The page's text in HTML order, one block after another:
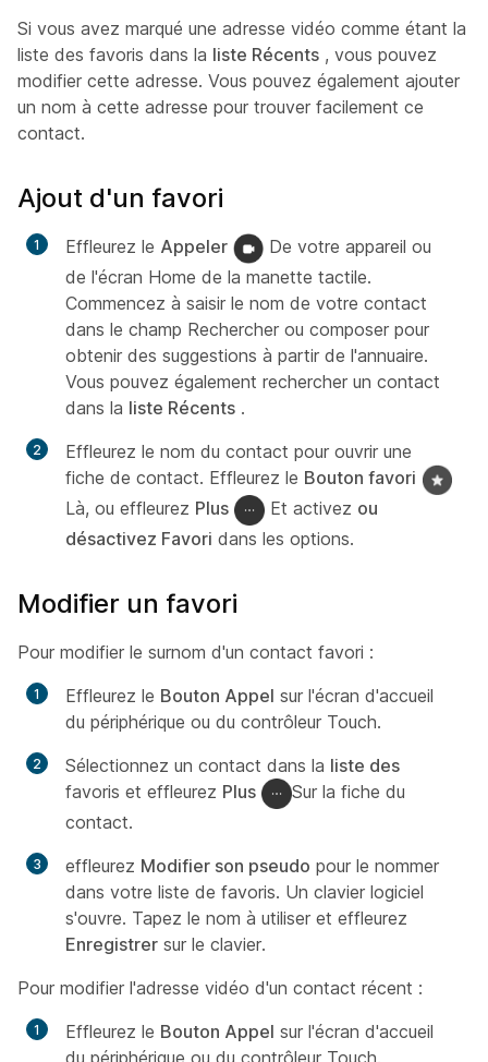
Si vous avez marqué une adresse vidéo comme étant la
liste des favoris dans la liste Récents , vous pouvez
modifier cette adresse. Vous pouvez également ajouter
un nom à cette adresse pour trouver facilement ce
contact.
Ajout d'un favori
Effleurez le Appeler
De votre appareil ou
de l'écran Home de la manette tactile.
Commencez à saisir le nom de votre contact
dans le champ Rechercher ou composer pour
obtenir des suggestions à partir de l'annuaire.
Vous pouvez également rechercher un contact
dans la liste Récents .
Effleurez le nom du contact pour ouvrir une
fiche de contact. Effleurez le Bouton favori
Là, ou effleurez Plus Et activez ou
désactivez Favori dans les options.
Modifier un favori
Pour modifier le surnom d'un contact favori :
Effleurez le Bouton Appel sur l'écran d'accueil
du périphérique ou du contrôleur Touch.
Sélectionnez un contact dans la liste des
favoris et effleurez Plus
Sur la fiche du
contact.
effleurez Modifier son pseudo pour le nommer
dans votre liste de favoris. Un clavier logiciel
s'ouvre. Tapez le nom à utiliser et effleurez
Enregistrer sur le clavier.
Pour modifier l'adresse vidéo d'un contact récent :
Effleurez le Bouton Appel sur l'écran d'accueil